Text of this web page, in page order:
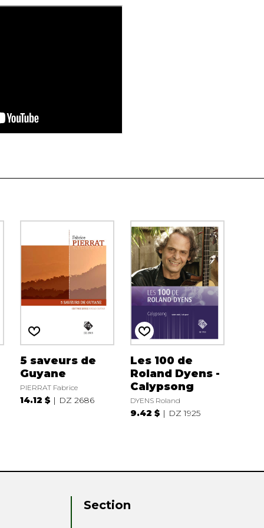
5 saveurs de
Guyane
PIERRAT Fabrice
14.12 $ DZ 2686
Les 100 de
Roland Dyens -
Calypsong
DYENS Roland
9.42 $ DZ 1925
Section